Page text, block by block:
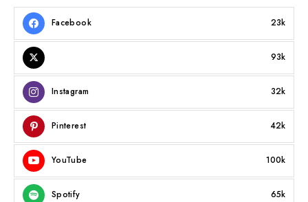
Facebook 23k
93k
Instagram 32k
Pinterest 42k
YouTube 100k
Spotify 65k